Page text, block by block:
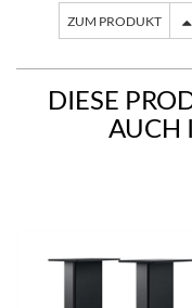
ZUM PRODUKT
DIESE
AUCH